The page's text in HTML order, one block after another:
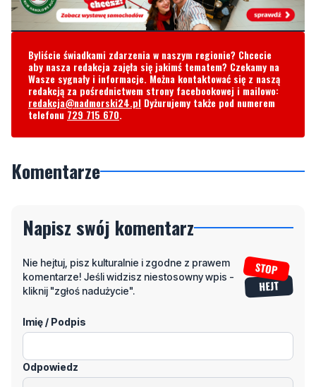
Byliście świadkami zdarzenia w naszym regionie? Chcecie
aby nasza redakcja zajęła się jakimś tematem? Czekamy na
Wasze sygnały i informacje. Można kontaktować się z naszą
redakcja@nadmorski24.plDyżurujemy także pod numerem
telefonu729 715 670.
Komentarze
Napisz swój komentarz
komentarze! Jeśli widzisz niestosowny wpis -
kliknij "zgłoś nadużycie".
Imię / Podpis
Odpowiedz
Wiadomość